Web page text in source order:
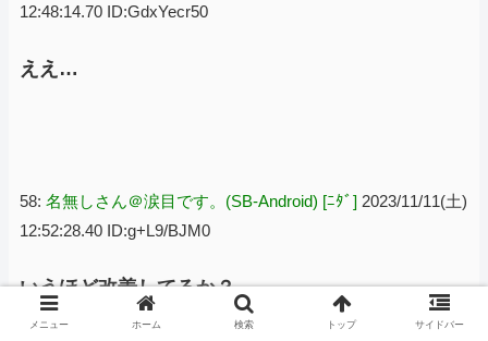
12:48:14.70 ID:GdxYecr50
ええ…
58: 名無しさん＠涙目です。(SB-Android) [ﾆﾀﾞ] 2023/11/11(土)
12:52:28.40 ID:g+L9/BJM0
いうほど改善してるか？
メニュー ホーム 検索 トップ サイドバー